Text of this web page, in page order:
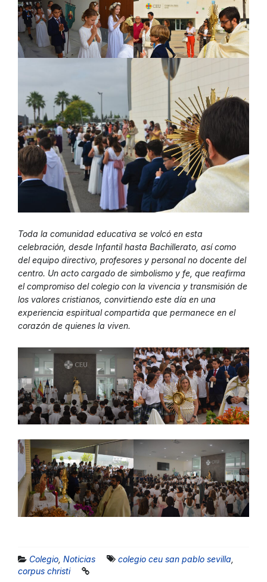
Toda la comunidad educativa se volcó en esta
celebración, desde Infantil hasta Bachillerato, así como
del equipo directivo, profesores y personal no docente del
centro. Un acto cargado de simbolismo y fe, que reafirma
el compromiso del colegio con la vivencia y transmisión de
los valores cristianos, convirtiendo este día en una
experiencia espiritual compartida que permanece en el
corazón de quienes la viven.
Colegio Noticias colegio ceu san pablo sevilla
corpus christi